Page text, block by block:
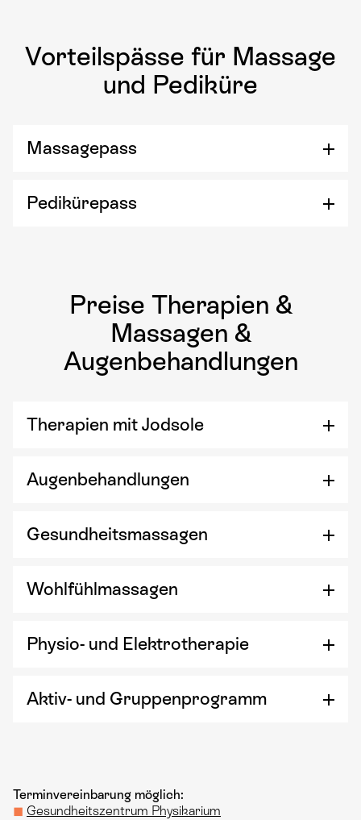
Vorteilspässe für Massage
und Pediküre
Massagepass
Pedikürepass
Preise Therapien &
Massagen &
Augenbehandlungen
Therapien mit Jodsole
Augenbehandlungen
Gesundheitsmassagen
Wohlfühlmassagen
Physio- und Elektrotherapie
Aktiv- und Gruppenprogramm
Terminvereinbarung möglich:
◼ Gesundheitszentrum Physikarium